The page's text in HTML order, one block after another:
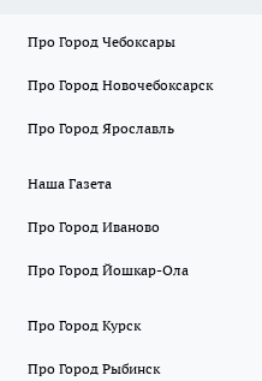
Про Город Чебоксары
Про Город Новочебоксарск
Про Город Ярославль
Наша Газета
Про Город Иваново
Про Город Йошкар-Ола
Про Город Курск
Про Город Рыбинск